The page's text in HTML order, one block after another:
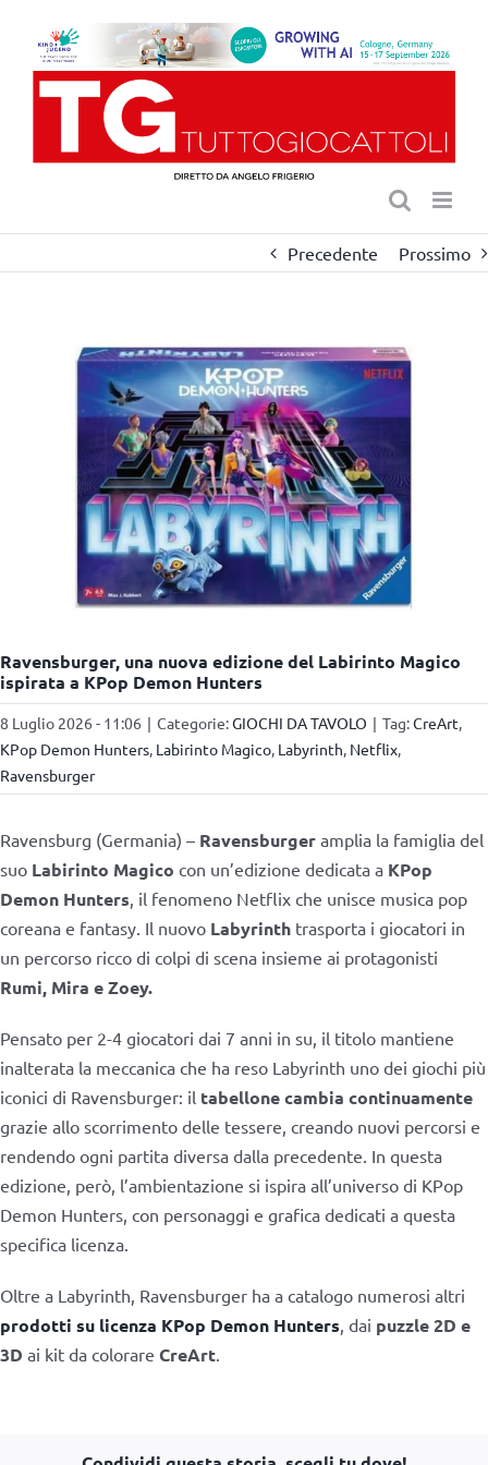
contenuto
Precedente Prossimo
Ravensburger, una nuova edizione del Labirinto Magico
ispirata a KPop Demon Hunters
8 Luglio 2026 - 11:06 | Categorie:GIOCHI DA TAVOLO | Tag:CreArt,
KPop Demon Hunters, Labirinto Magico, Labyrinth, Netflix,
Ravensburger
Ravensburg (Germania) – Ravensburger amplia la famiglia del
suo Labirinto Magico con un’edizione dedicata a KPop
Demon Hunters, il fenomeno Netflix che unisce musica pop
coreana e fantasy. Il nuovo Labyrinth trasporta i giocatori in
un percorso ricco di colpi di scena insieme ai protagonisti
Rumi, Mira e Zoey.
Pensato per 2-4 giocatori dai 7 anni in su, il titolo mantiene
inalterata la meccanica che ha reso Labyrinth uno dei giochi più
iconici di Ravensburger: il tabellone cambia continuamente
grazie allo scorrimento delle tessere, creando nuovi percorsi e
rendendo ogni partita diversa dalla precedente. In questa
edizione, però, l’ambientazione si ispira all’universo di KPop
Demon Hunters, con personaggi e grafica dedicati a questa
specifica licenza.
Oltre a Labyrinth, Ravensburger ha a catalogo numerosi altri
prodotti su licenza KPop Demon Hunters, dai puzzle 2D e
3D ai kit da colorare CreArt.